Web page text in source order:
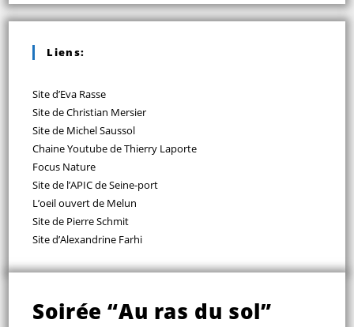
Liens:
Site d’Eva Rasse
Site de Christian Mersier
Site de Michel Saussol
Chaine Youtube de Thierry Laporte
Focus Nature
Site de l’APIC de Seine-port
L’oeil ouvert de Melun
Site de Pierre Schmit
Site d’Alexandrine Farhi
Soirée “Au ras du sol”